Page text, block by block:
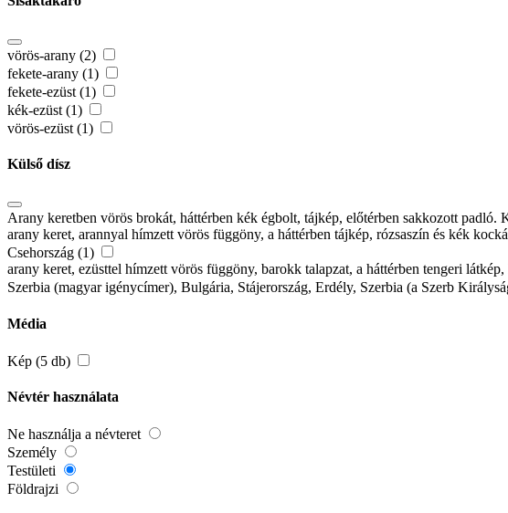
vörös-arany (2)
fekete-arany (1)
fekete-ezüst (1)
kék-ezüst (1)
vörös-ezüst (1)
Külső dísz
Arany keretben vörös brokát, háttérben kék égbolt, tájkép, előtérben sakkozott padló.
arany keret, arannyal hímzett vörös függöny, a háttérben tájkép, rózsaszín és kék
Csehország (1)
arany keret, ezüsttel hímzett vörös függöny, barokk talapzat, a háttérben tengeri
Szerbia (magyar igénycímer), Bulgária, Stájerország, Erdély, Szerbia (a Szerb
Média
Kép (5 db)
Névtér használata
Ne használja a névteret
Személy
Testületi
Földrajzi